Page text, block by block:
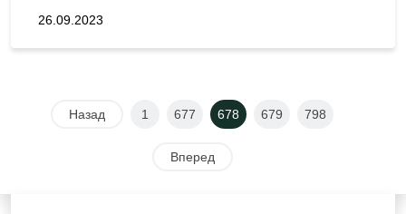
26.09.2023
Назад 1 677 678 679 798
Вперед